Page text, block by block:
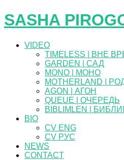
SASHA
VIDEO
TIMELESS | ВНЕ
GARDEN | САД
MONO | МОНО
MOTHERLAND |
AGON | АГОН
QUEUE | ОЧЕРЕДЬ
BIBLIMLEN |
BIO
CV ENG
CV РУС
NEWS
CONTACT